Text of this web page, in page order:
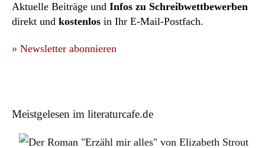
Aktuelle Beiträge und Infos zu Schreibwettbewerben
direkt und kostenlos in Ihr E-Mail-Postfach.
» Newsletter abonnieren
Meistgelesen im literaturcafe.de